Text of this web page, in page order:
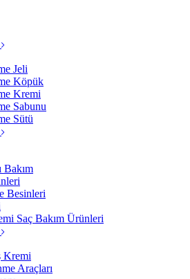
Jeli
Köpük
Kremi
Sabunu
Sütü
Bakım
Besinleri
Saç Bakım Ürünleri
Kremi
Araçları